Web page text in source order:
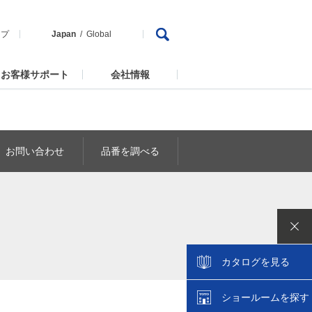
Japan Global
お客様サポート 会社情報
お問い合わせ 品番を調べる
カタログを見る
ショールームを探す